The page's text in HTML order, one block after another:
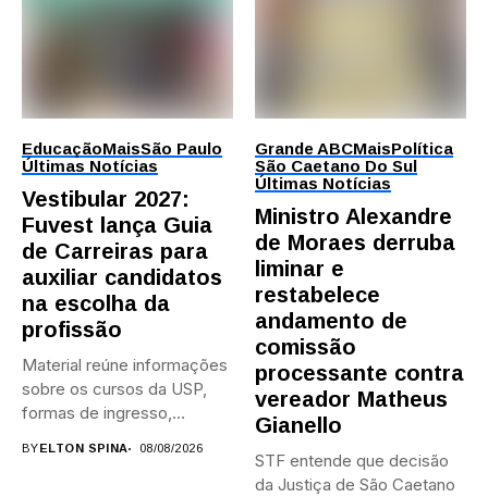
EducaçãoMaisSão Paulo
Últimas Notícias
Vestibular 2027:
Fuvest lança Guia
de Carreiras para
auxiliar candidatos
na escolha da
profissão
Material reúne informações
sobre os cursos da USP,
formas de ingresso,
BYELTON SPINA 08/08/2026
Grande ABCMaisPolítica
São Caetano Do Sul
Últimas Notícias
Ministro Alexandre
de Moraes derruba
liminar e
restabelece
andamento de
comissão
processante contra
vereador Matheus
Gianello
STF entende que decisão
da Justiça de São Caetano